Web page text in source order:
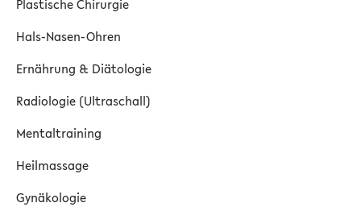
Plastische Chirurgie
Hals-Nasen-Ohren
Ernährung & Diätologie
Radiologie (Ultraschall)
Mentaltraining
Heilmassage
Gynäkologie